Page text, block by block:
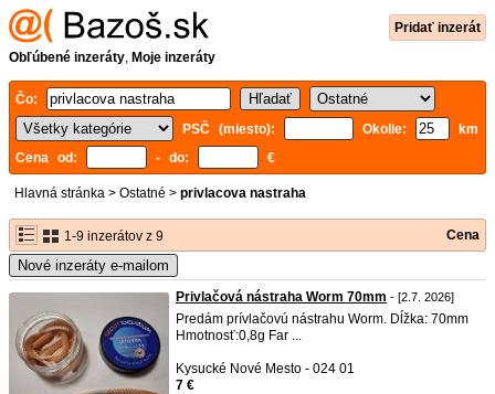
Pridať inzerát
Obľúbené inzeráty, Moje inzeráty
Čo:
PSČ (miesto):
Okolie:
km
Cena od:
- do: €
Hlavná stránka > Ostatné > privlacova nastraha
1-9 inzerátov z 9 Cena
Nové inzeráty e-mailom
Privlačová nástraha Worm 70mm - [2.7. 2026]
Predám prívlačovú nástrahu Worm. Dĺžka: 70mm
Hmotnosť:0,8g Far ...
Kysucké Nové Mesto - 024 01
7 €